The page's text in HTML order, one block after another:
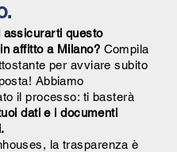
assicurarti questo
affitto a Milano? Compila
per avviare subito
Abbiamo
il processo: ti basterà
dati e i documenti
la trasparenza è